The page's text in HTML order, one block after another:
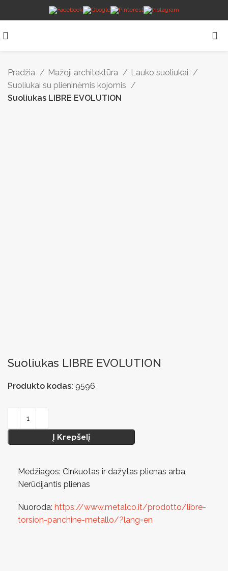
Pradžia Mažoji architektūra
Lauko suoliukai
Suoliukai su plieninėmis kojomis
Suoliukas LIBRE EVOLUTION
Suoliukas LIBRE EVOLUTION
Produkto kodas: 9596
Į Krepšelį
Medžiagos: Cinkuotas ir dažytas plienas arba
Nerūdijantis plienas
Nuoroda: https://www.metalco.it/prodotto/libre-
torsion-panchine-metallo/?lang=en